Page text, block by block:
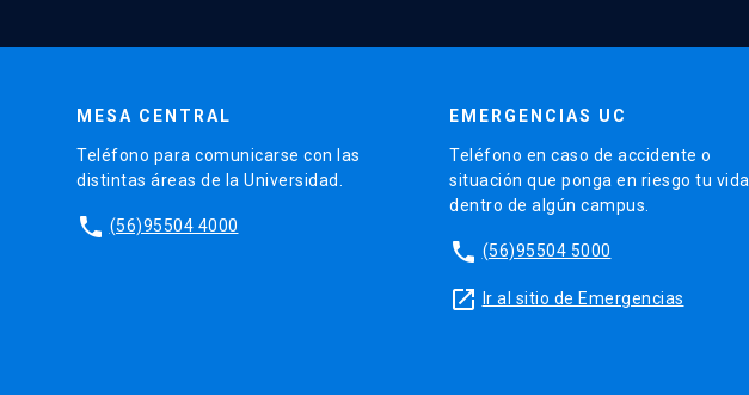
MESA CENTRAL
Teléfono para comunicarse con las
distintas áreas de la Universidad.
phone (56)95504 4000
EMERGENCIAS UC
Teléfono en caso de accidente o
situación que ponga en riesgo tu vida
dentro de algún campus.
phone (56)95504 5000
launch Ir al sitio de Emergencias